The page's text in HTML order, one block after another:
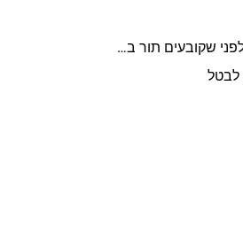
מה תמיד שואלים לפני שקובעים תור בדואר ישראל סניף הוד השרון?
לבטל